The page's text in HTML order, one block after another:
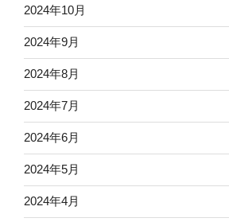
2024年10月
2024年9月
2024年8月
2024年7月
2024年6月
2024年5月
2024年4月